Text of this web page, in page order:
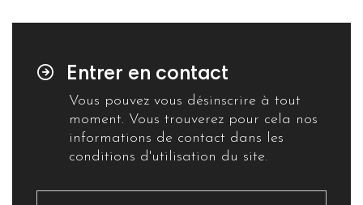
Entrer en contact
Vous pouvez vous désinscrire à tout
moment. Vous trouverez pour cela nos
informations de contact dans les
conditions d'utilisation du site.